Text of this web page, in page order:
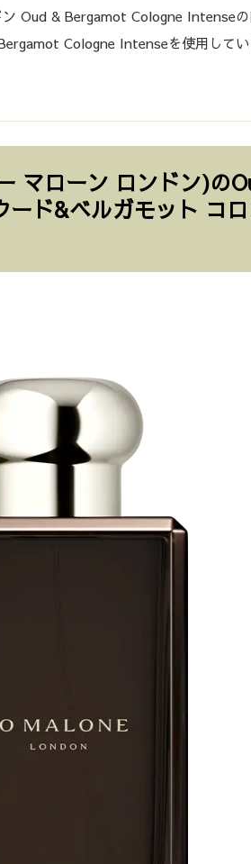
Oud & Bergamot Cologne Intense
Cologne Intenseを使用してい
マローン ロンドン)の
ド&ベルガモット コ